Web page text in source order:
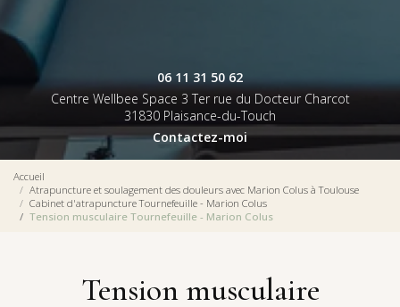
06 11 31 50 62
Centre Wellbee Space 3 Ter rue du Docteur Charcot
31830 Plaisance-du-Touch
Contactez-moi
Accueil
Atrapuncture et soulagement des douleurs avec Marion Colus à Toulouse
Cabinet d'atrapuncture Tournefeuille - Marion Colus
Tension musculaire Tournefeuille - Marion Colus
Tension musculaire